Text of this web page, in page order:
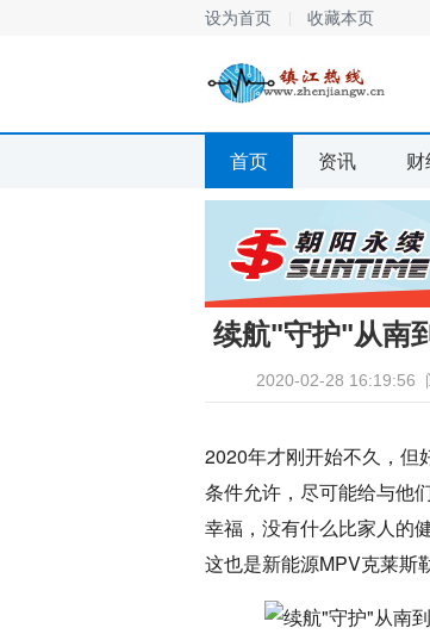
设为首页 收藏本页
首页 资讯 财
续航"守护"从南
2020-02-28 16:19:56
2020年才刚开始不久，但
条件允许，尽可能给与他
幸福，没有什么比家人的
这也是新能源MPV克莱斯